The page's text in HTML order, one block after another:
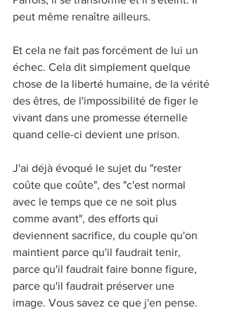
peut même renaître ailleurs.
Et cela ne fait pas forcément de lui un
échec. Cela dit simplement quelque
chose de la liberté humaine, de la vérité
des êtres, de l'impossibilité de figer le
vivant dans une promesse éternelle
quand celle-ci devient une prison.
J'ai déjà évoqué le sujet du "rester
coûte que coûte", des "c'est normal
avec le temps que ce ne soit plus
comme avant", des efforts qui
deviennent sacrifice, du couple qu'on
maintient parce qu'il faudrait tenir,
parce qu'il faudrait faire bonne figure,
parce qu'il faudrait préserver une
image. Vous savez ce que j'en pense.